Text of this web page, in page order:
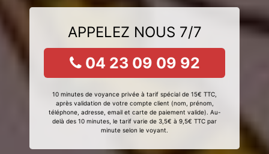
APPELEZ NOUS 7/7
04 23 09 09 92
10 minutes de voyance privée à tarif spécial de 15€ TTC,
après validation de votre compte client (nom, prénom,
téléphone, adresse, email et carte de paiement valide). Au-
delà des 10 minutes, le tarif varie de 3,5€ à 9,5€ TTC par
minute selon le voyant.